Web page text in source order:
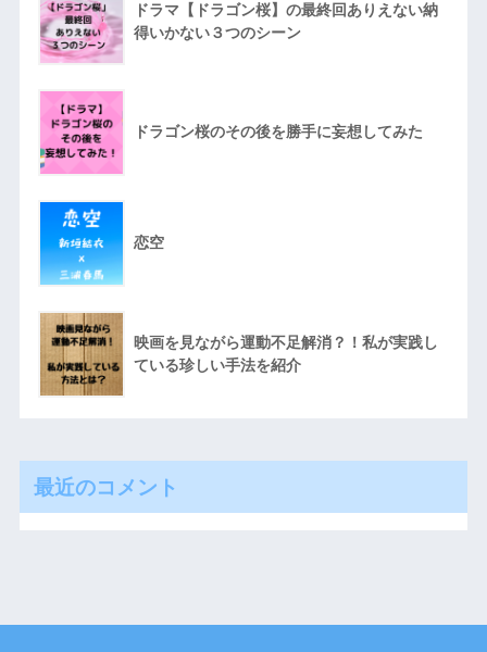
ドラマ【ドラゴン桜】の最終回ありえない納
得いかない３つのシーン
ドラゴン桜のその後を勝手に妄想してみた
恋空
映画を見ながら運動不足解消？！私が実践し
ている珍しい手法を紹介
最近のコメント